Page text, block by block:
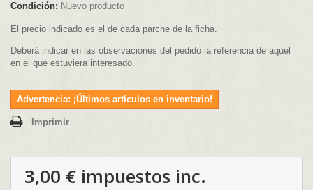
Condición: Nuevo producto
El precio indicado es el de cada parche de la ficha.
Deberá indicar en las observaciones del pedido la referencia de aquel
en el que estuviera interesado.
Advertencia: ¡Últimos artículos en inventario!
Imprimir
3,00 € impuestos inc.